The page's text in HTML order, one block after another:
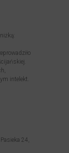
intelekt.
24,